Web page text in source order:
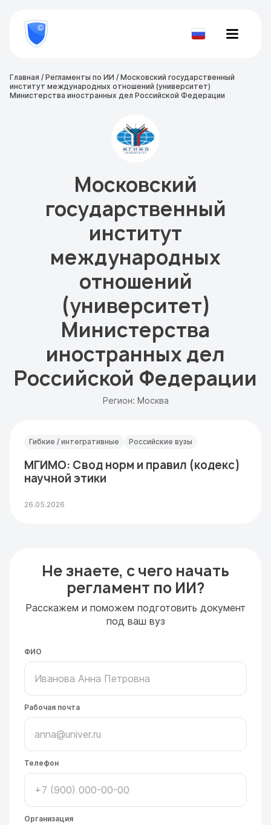
800
777-
81-Проверить
Главная / Регламенты по ИИ / Московский государственный
институт международных отношений (университет)
Министерства иностранных дел Российской Федерации
Московский
государственный
институт
международных
отношений
(университет)
Министерства
иностранных дел
Российской Федерации
Регион: Москва
Гибкие / интегративные Российские вузы
МГИМО: Свод норм и правил (кодекс)
научной этики
26.05.2026
Не знаете, с чего начать
регламент по ИИ?
Расскажем и поможем подготовить документ
под ваш вуз
ФИО
Рабочая почта
Телефон
Организация